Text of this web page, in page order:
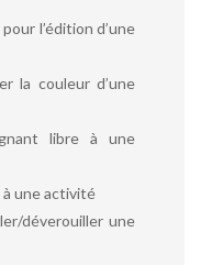
l’édition d’une
la couleur d’une
libre à une
à une activité
déverouiller une